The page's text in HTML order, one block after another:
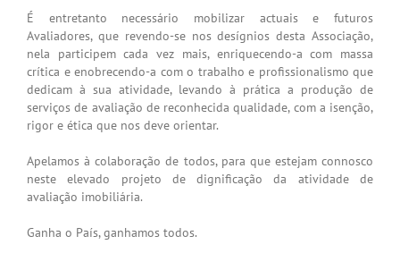
É entretanto necessário mobilizar actuais e futuros
Avaliadores, que revendo-se nos desígnios desta Associação,
nela participem cada vez mais, enriquecendo-a com massa
crítica e enobrecendo-a com o trabalho e profissionalismo que
dedicam à sua atividade, levando à prática a produção de
serviços de avaliação de reconhecida qualidade, com a isenção,
rigor e ética que nos deve orientar.
Apelamos à colaboração de todos, para que estejam connosco
neste elevado projeto de dignificação da atividade de
avaliação imobiliária.
Ganha o País, ganhamos todos.